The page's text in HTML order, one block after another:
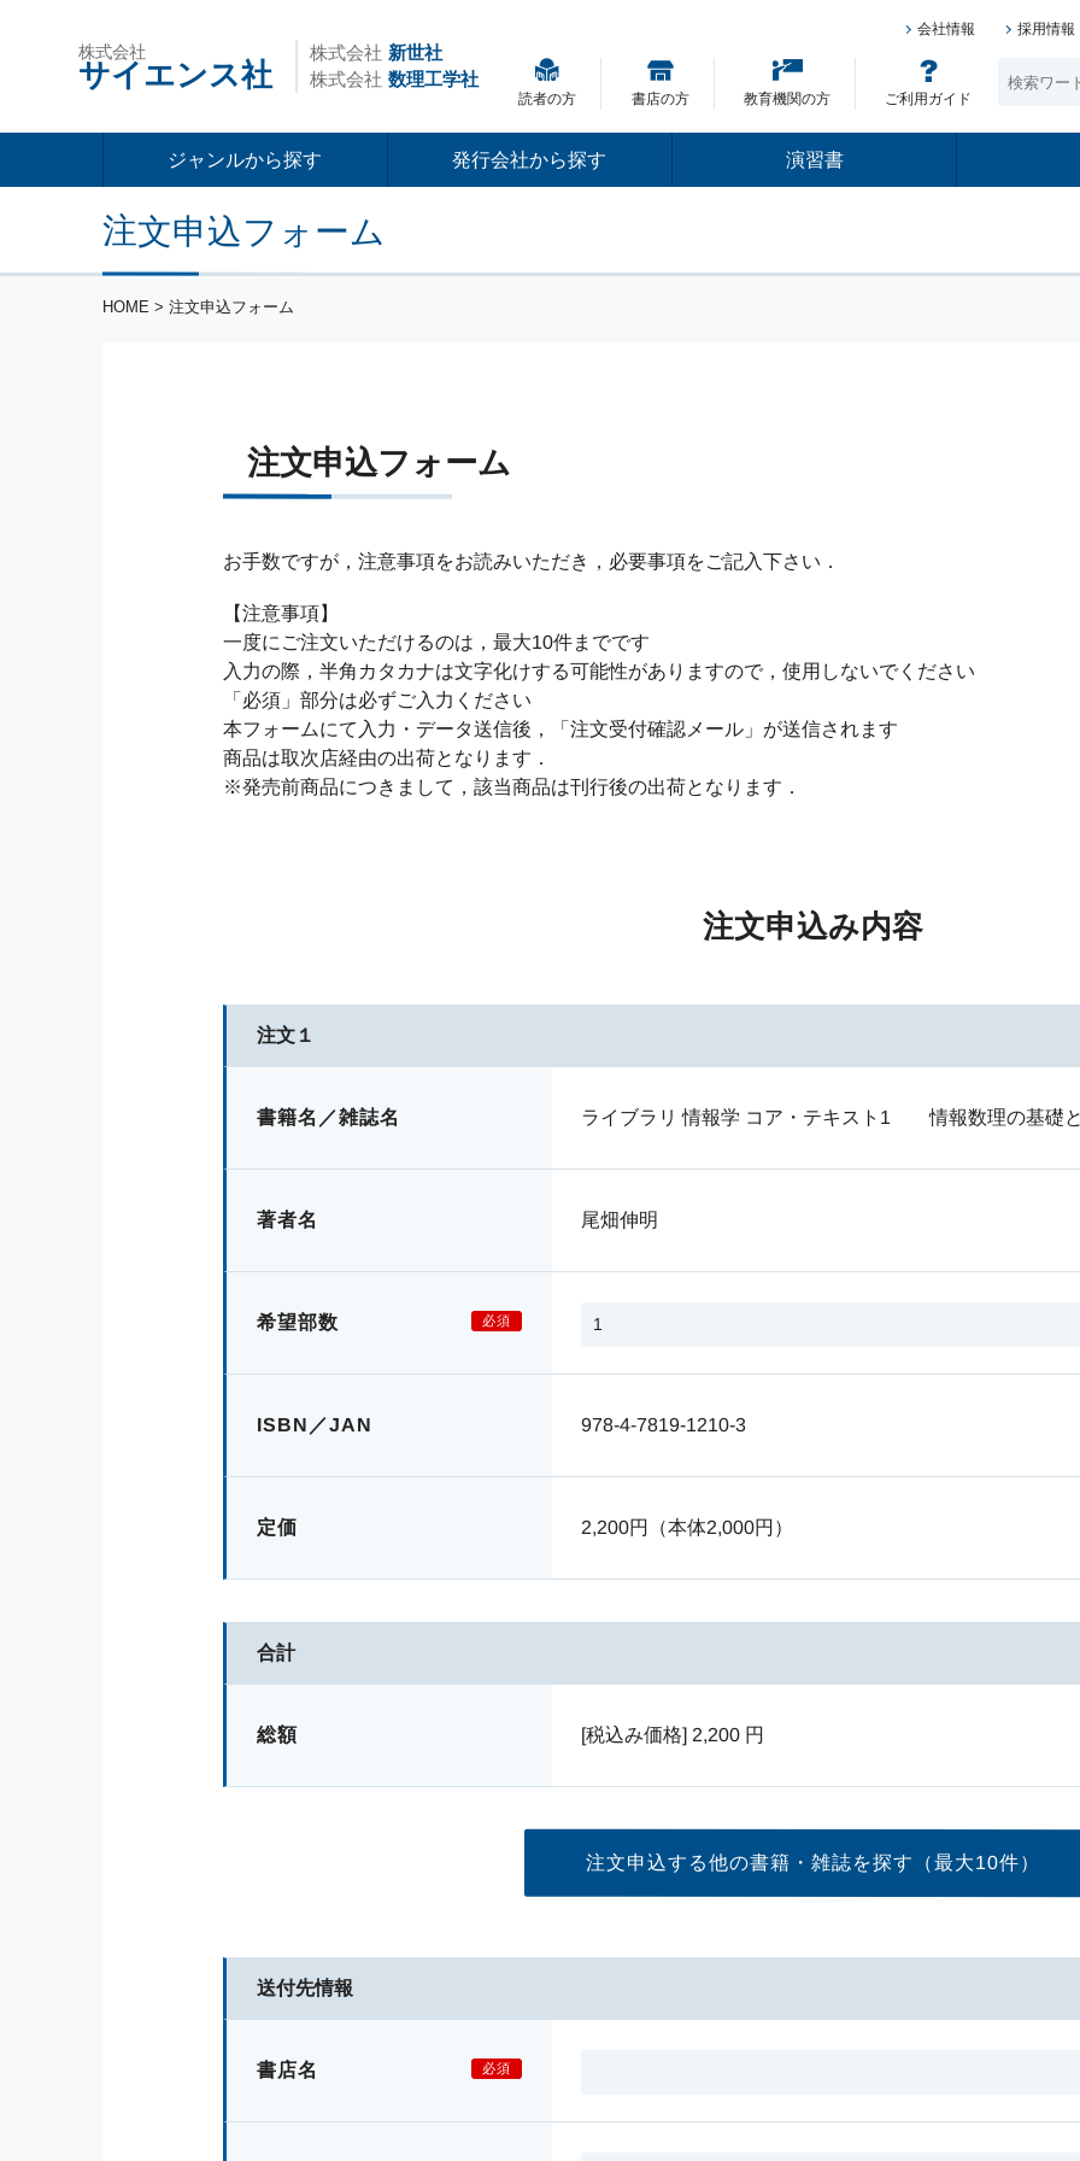
株式会社
サイエンス社
株式会社 新世社
株式会社 数理工学社
会社情報 採用情報
読者の方 書店の方 教育機関の方 ご利用ガイド
ジャンルから探す 発行会社から探す 演習書
注文申込フォーム
HOME > 注文申込フォーム
注文申込フォーム
お手数ですが，注意事項をお読みいただき，必要事項をご記入下さい．
【注意事項】
一度にご注文いただけるのは，最大10件までです
入力の際，半角カタカナは文字化けする可能性がありますので，使用しないでください
「必須」部分は必ずご入力ください
本フォームにて入力・データ送信後，「注文受付確認メール」が送信されます
商品は取次店経由の出荷となります．
※発売前商品につきまして，該当商品は刊行後の出荷となります．
注文申込み内容
注文１
書籍名／雑誌名 ライブラリ 情報学 コア・テキスト1 情報数理の基
著者名 尾畑伸明
希望部数 必須
ISBN／JAN 978-4-7819-1210-3
定価 2,200円（本体2,000円）
合計
総額 [税込み価格] 2,200円
注文申込する他の書籍・雑誌を探す（最大10件）
送付先情報
書店名 必須